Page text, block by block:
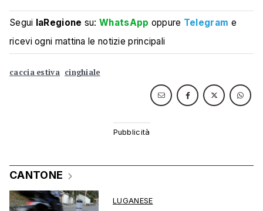
Segui laRegione su:WhatsApp oppure Telegram e
ricevi ogni mattina le notizie principali
caccia estiva cinghiale
CANTONE
LUGANESE